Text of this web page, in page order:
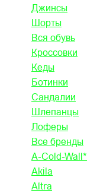
Джинсы
Шорты
Вся обувь
Кроссовки
Кеды
Ботинки
Сандалии
Шлепанцы
Лоферы
Все бренды
A-Cold-Wall*
Akila
Altra